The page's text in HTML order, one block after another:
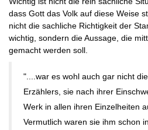
dass Gott das Volk auf diese Weise
nicht die sachliche Richtigkeit der
wichtig, sondern die Aussage, die
gemacht werden soll.
"....war es wohl auch gar nicht
Erzählers, sie nach ihrer
Werk in allen ihren Einzelheiten
Vermutlich waren sie ihm schon